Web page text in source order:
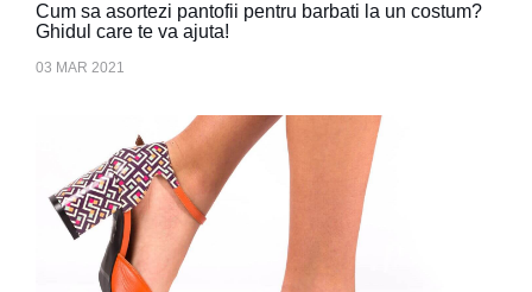
Cum sa asortezi pantofii pentru barbati la un costum?
Ghidul care te va ajuta!
03 MAR 2021